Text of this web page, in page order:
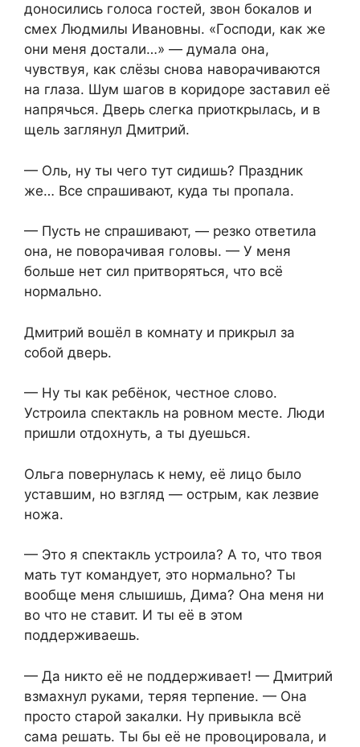
доносились голоса гостей, звон бокалов и
смех Людмилы Ивановны. «Господи, как же
они меня достали…» — думала она,
чувствуя, как слёзы снова наворачиваются
на глаза. Шум шагов в коридоре заставил её
напрячься. Дверь слегка приоткрылась, и в
щель заглянул Дмитрий.
— Оль, ну ты чего тут сидишь? Праздник
же… Все спрашивают, куда ты пропала.
— Пусть не спрашивают, — резко ответила
она, не поворачивая головы. — У меня
больше нет сил притворяться, что всё
нормально.
Дмитрий вошёл в комнату и прикрыл за
собой дверь.
— Ну ты как ребёнок, честное слово.
Устроила спектакль на ровном месте. Люди
пришли отдохнуть, а ты дуешься.
Ольга повернулась к нему, её лицо было
уставшим, но взгляд — острым, как лезвие
ножа.
— Это я спектакль устроила? А то, что твоя
мать тут командует, это нормально? Ты
вообще меня слышишь, Дима? Она меня ни
во что не ставит. И ты её в этом
поддерживаешь.
— Да никто её не поддерживает! — Дмитрий
взмахнул руками, теряя терпение. — Она
просто старой закалки. Ну привыкла всё
сама решать. Ты бы её не провоцировала, и